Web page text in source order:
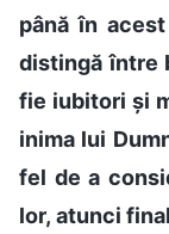
până în
distingă între
fie iubitori și
inima lui
fel de a
lor, atunci